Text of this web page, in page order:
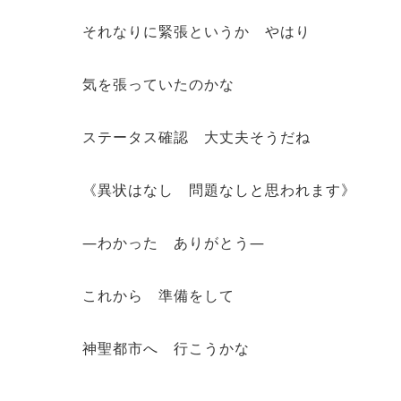
それなりに緊張というか やはり
気を張っていたのかな
ステータス確認 大丈夫そうだね
《異状はなし 問題なしと思われます》
―わかった ありがとう―
これから 準備をして
神聖都市へ 行こうかな